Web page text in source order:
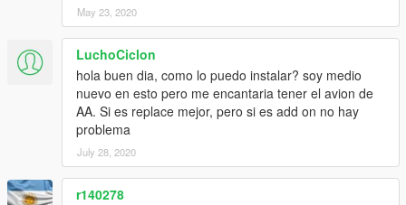
💬 Si queres usar este auto comercialmente escribime en los
comentarios o por mi discord il dante#0402
💬 If you want to use this car commercially write in the
comments or by my discord il dante#04022
May 23, 2020
LuchoCiclon
hola buen dia, como lo puedo instalar? soy medio
nuevo en esto pero me encantaria tener el avion de
AA. Si es replace mejor, pero si es add on no hay
problema
July 28, 2020
r140278